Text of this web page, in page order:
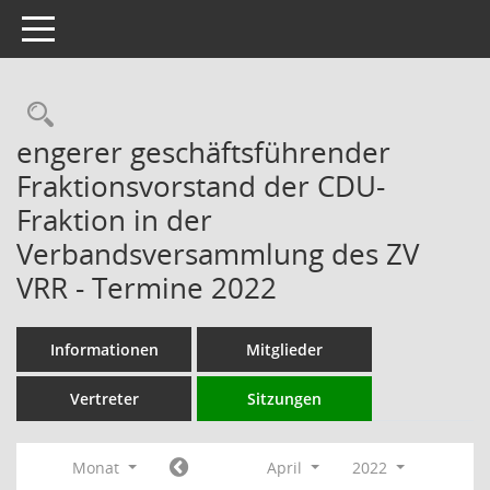
Toggle navigation
Rechercheauswahl
engerer geschäftsführender
Fraktionsvorstand der CDU-
Fraktion in der
Verbandsversammlung des ZV
VRR - Termine 2022
Informationen Mitglieder
Vertreter Sitzungen
Monat April
2022